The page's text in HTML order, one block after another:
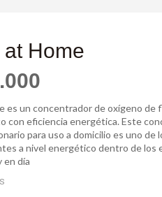
Home
es un concentrador de oxígeno de
con eficiencia energética. Este
para uso a domicilio es uno de
a nivel energético dentro de los
en día